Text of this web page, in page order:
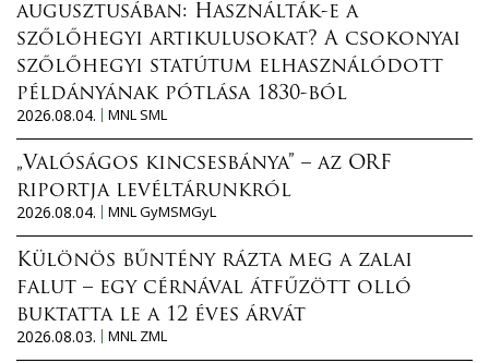
augusztusában: Használták-e a
szőlőhegyi artikulusokat? A csokonyai
szőlőhegyi statútum elhasználódott
példányának pótlása 1830-ból
2026.08.04.
MNL SML
„Valóságos kincsesbánya” – az ORF
riportja levéltárunkról
2026.08.04.
MNL GyMSMGyL
Különös bűntény rázta meg a zalai
falut – egy cérnával átfűzött olló
buktatta le a 12 éves árvát
2026.08.03.
MNL ZML